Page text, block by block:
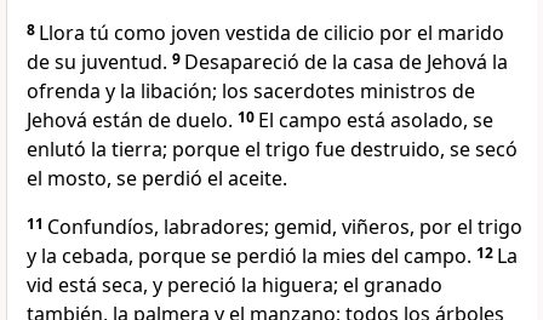
8 Llora tú como joven vestida de cilicio por el marido
de su juventud. 9 Desapareció de la casa de Jehová la
ofrenda y la libación; los sacerdotes ministros de
Jehová están de duelo. 10 El campo está asolado, se
enlutó la tierra; porque el trigo fue destruido, se secó
el mosto, se perdió el aceite.
11 Confundíos, labradores; gemid, viñeros, por el trigo
y la cebada, porque se perdió la mies del campo. 12 La
vid está seca, y pereció la higuera; el granado
también, la palmera y el manzano; todos los árboles